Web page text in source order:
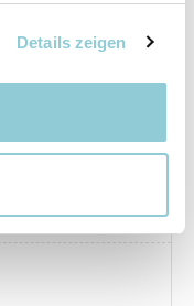
Details zeigen